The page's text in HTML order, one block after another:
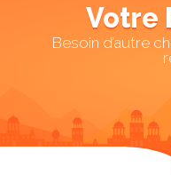
Votre
Besoin d’autre